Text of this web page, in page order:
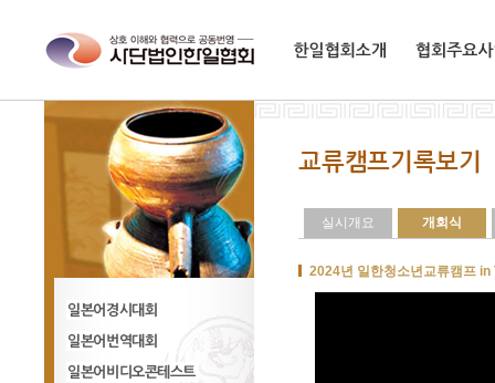
일어경시대회
일어번역대회
실시개요 개회식
2024년 일한청소년교류캠프